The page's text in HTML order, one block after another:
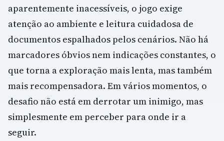
aparentemente inacessíveis, o jogo exige
atenção ao ambiente e leitura cuidadosa de
documentos espalhados pelos cenários. Não há
marcadores óbvios nem indicações constantes, o
que torna a exploração mais lenta, mas também
mais recompensadora. Em vários momentos, o
desafio não está em derrotar um inimigo, mas
simplesmente em perceber para onde ir a
seguir.